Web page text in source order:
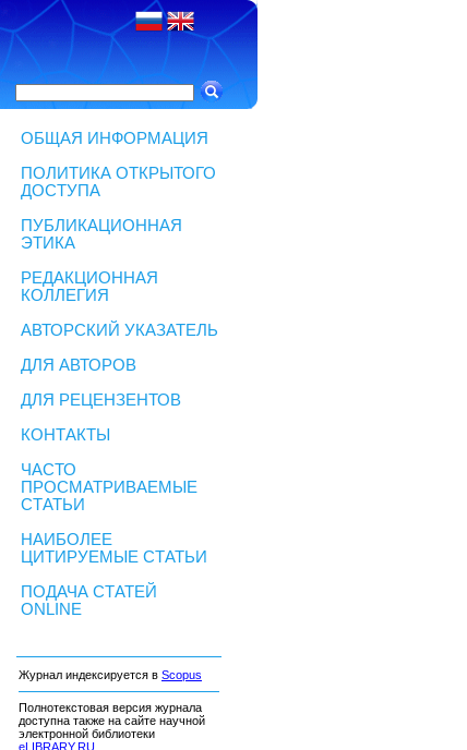
ОБЩАЯ ИНФОРМАЦИЯ
ПОЛИТИКА ОТКРЫТОГО
ДОСТУПА
ПУБЛИКАЦИОННАЯ
ЭТИКА
РЕДАКЦИОННАЯ
КОЛЛЕГИЯ
АВТОРСКИЙ УКАЗАТЕЛЬ
ДЛЯ АВТОРОВ
ДЛЯ РЕЦЕНЗЕНТОВ
КОНТАКТЫ
ЧАСТО
ПРОСМАТРИВАЕМЫЕ
СТАТЬИ
НАИБОЛЕЕ
ЦИТИРУЕМЫЕ СТАТЬИ
ПОДАЧА СТАТЕЙ
ONLINE
Журнал индексируется в Scopus
Полнотекстовая версия журнала
доступна также на сайте научной
электронной библиотеки
eLIBRARY.RU